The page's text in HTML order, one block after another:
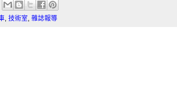
, 技術室, 雜誌報導